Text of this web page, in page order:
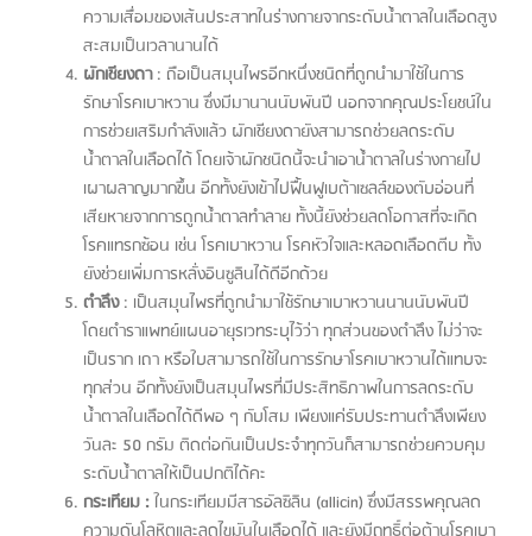
ความเสื่อมของเส้นประสาทในร่างกายจากระดับน้ำตาลในเลือดสูง
สะสมเป็นเวลานานได้
ผักเชียงดา: ถือเป็นสมุนไพรอีกหนึ่งชนิดที่ถูกนำมาใช้ในการ
รักษาโรคเบาหวาน ซึ่งมีมานานนับพันปี นอกจากคุณประโยชน์ใน
การช่วยเสริมกำลังแล้ว ผักเชียงดายังสามารถช่วยลดระดับ
น้ำตาลในเลือดได้ โดยเจ้าผักชนิดนี้จะนำเอาน้ำตาลในร่างกายไป
เผาผลาญมากขึ้น อีกทั้งยังเข้าไปฟื้นฟูเบต้าเซลล์ของตับอ่อนที่
เสียหายจากการถูกน้ำตาลทำลาย ทั้งนี้ยังช่วยลดโอกาสที่จะเกิด
โรคแทรกซ้อน เช่น โรคเบาหวาน โรคหัวใจและหลอดเลือดตีบ ทั้ง
ยังช่วยเพิ่มการหลั่งอินซูลินได้ดีอีกด้วย
ตำลึง: เป็นสมุนไพรที่ถูกนำมาใช้รักษาเบาหวานนานนับพันปี
โดยตำราแพทย์แผนอายุรเวทระบุไว้ว่า ทุกส่วนของตำลึง ไม่ว่าจะ
เป็นราก เถา หรือใบสามารถใช้ในการรักษาโรคเบาหวานได้แทบจะ
ทุกส่วน อีกทั้งยังเป็นสมุนไพรที่มีประสิทธิภาพในการลดระดับ
น้ำตาลในเลือดได้ดีพอ ๆ กับโสม เพียงแค่รับประทานตำลึงเพียง
วันละ 50 กรัม ติดต่อกันเป็นประจำทุกวันก็สามารถช่วยควบคุม
ระดับน้ำตาลให้เป็นปกติได้คะ
กระเทียม :ในกระเทียมมีสารอัลซิลิน (allicin) ซึ่งมีสรรพคุณลด